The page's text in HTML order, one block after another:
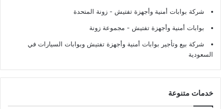
شركة بوابات أمنية وأجهزة تفتيش - زونة المتحدة
بوابات أمنية وأجهزة تفتيش - مجموعة زونة
شركة بيع وتأجير بوابات أمنية وأجهزة تفتيش وبوابات السيارات في
السعودية
خدمات متنوعة